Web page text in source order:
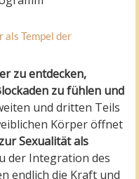
als Tempel der
zu entdecken,
zu fühlen und
und dritten Teils
Körper öffnet
zur Sexualität als
der Integration des
endlich die Kraft und